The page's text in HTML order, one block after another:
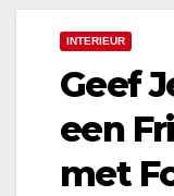
INTERIEUR
Geef
een
met